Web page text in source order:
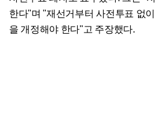
한다"며 "재선거부터 사전투표 없
을 개정해야 한다"고 주장했다.